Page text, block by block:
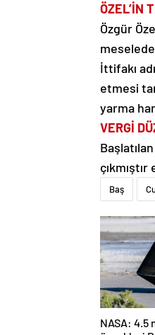
ÖZEL’İN
Özgür
İttifakı
etmesi
yarma
VERGİ
Baş
NASA: 4.5